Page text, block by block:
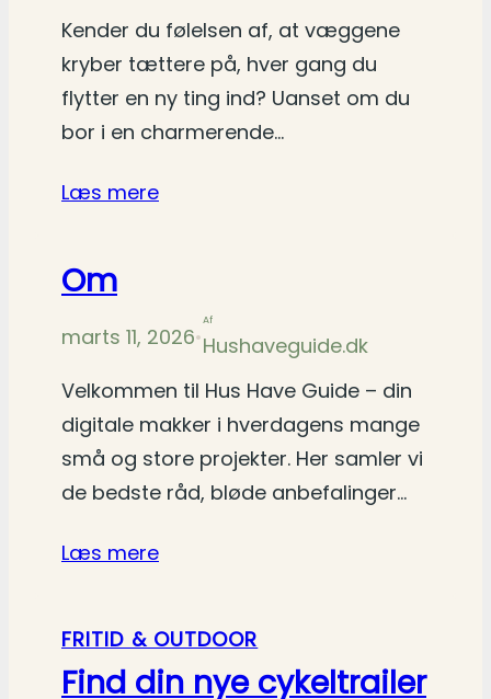
Kender du følelsen af, at væggene
kryber tættere på, hver gang du
flytter en ny ting ind? Uanset om du
bor i en charmerende…
Læs mere
Om
marts 11, 2026•
Af
Hushaveguide.dk
Velkommen til Hus Have Guide – din
digitale makker i hverdagens mange
små og store projekter. Her samler vi
de bedste råd, bløde anbefalinger…
Læs mere
FRITID & OUTDOOR
Find din nye cykeltrailer